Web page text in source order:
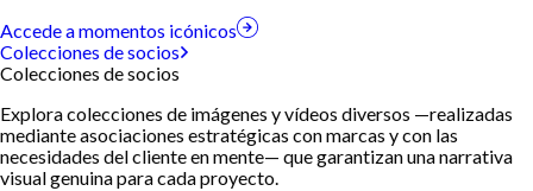
Accede a momentos icónicos
Colecciones de socios
Colecciones de socios
Explora colecciones de imágenes y vídeos diversos —realizadas
mediante asociaciones estratégicas con marcas y con las
necesidades del cliente en mente— que garantizan una narrativa
visual genuina para cada proyecto.